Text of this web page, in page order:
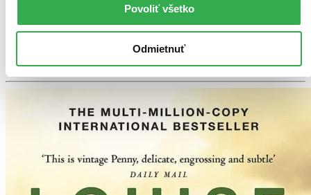
Povoliť všetko
Odmietnuť
Ach, mrzí nás to, z tejto knihy sa už predali všetky výtlačky a
nemáme ju na sklade my ani vydavateľ :( Teoreticky však
nepredali posledné kusy.
Pridať do zoznamu